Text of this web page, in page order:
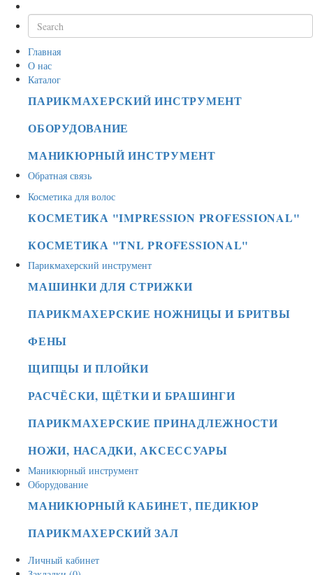
Главная
О нас
Каталог
ПАРИКМАХЕРСКИЙ ИНСТРУМЕНТ
ОБОРУДОВАНИЕ
МАНИКЮРНЫЙ ИНСТРУМЕНТ
Обратная связь
Косметика для волос
КОСМЕТИКА "IMPRESSION PROFESSIONAL"
КОСМЕТИКА "TNL PROFESSIONAL"
Парикмахерский инструмент
МАШИНКИ ДЛЯ СТРИЖКИ
ПАРИКМАХЕРСКИЕ НОЖНИЦЫ И БРИТВЫ
ФЕНЫ
ЩИПЦЫ И ПЛОЙКИ
РАСЧЁСКИ, ЩЁТКИ И БРАШИНГИ
ПАРИКМАХЕРСКИЕ ПРИНАДЛЕЖНОСТИ
НОЖИ, НАСАДКИ, АКСЕССУАРЫ
Маникюрный инструмент
Оборудование
МАНИКЮРНЫЙ КАБИНЕТ, ПЕДИКЮР
ПАРИКМАХЕРСКИЙ ЗАЛ
Личный кабинет